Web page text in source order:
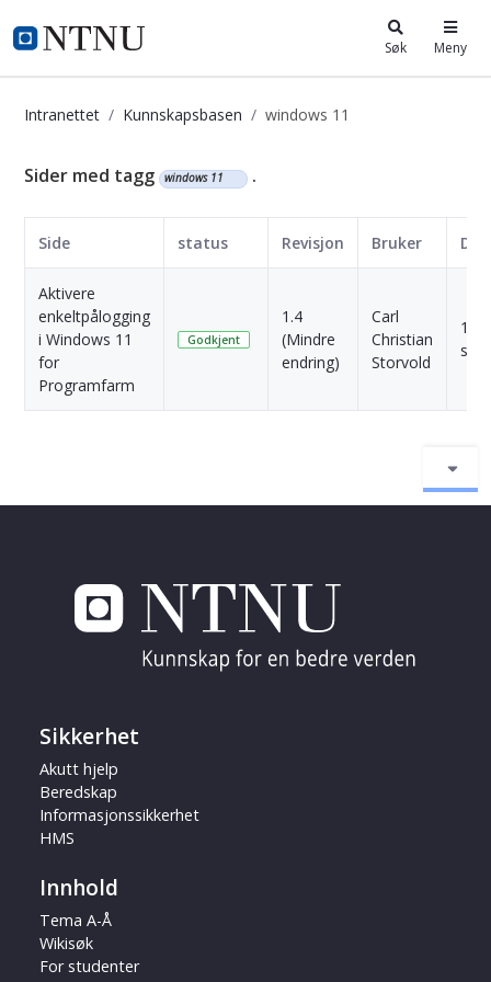
i.ntnu.no Søk Meny
Intranettet Kunnskapsbasen windows 11
Kunnskapsbasen
Sider med tagg windows 11 .
Side status Revisjon Bruker
Aktivere
enkeltpålogging
i Windows 11
for
Programfarm
Godkjent
1.4
(Mindre
endring)
Carl
Christian
Storvold
1 År
Sikkerhet
Akutt hjelp
Beredskap
Informasjonssikkerhet
HMS
Innhold
Tema A-Å
Wikisøk
For studenter